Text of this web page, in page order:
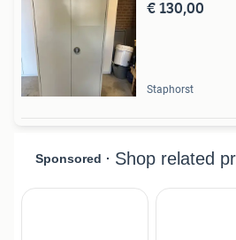
€ 130,00
Staphorst